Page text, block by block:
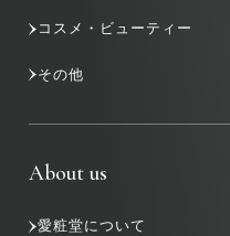
コスメ・ビューティー
その他
About us
愛粧堂について